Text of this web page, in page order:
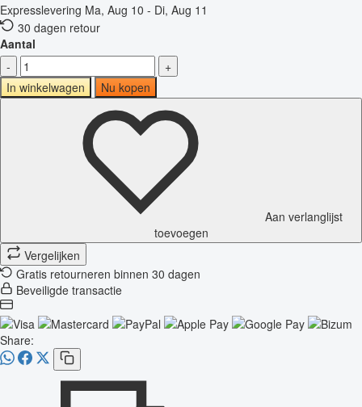
Expresslevering Ma, Aug 10 - Di, Aug 11
30 dagen retour
Aantal
-
+
In winkelwagen
Nu kopen
Aan verlanglijst
toevoegen
Vergelijken
Gratis retourneren binnen 30 dagen
Beveiligde transactie
Share: